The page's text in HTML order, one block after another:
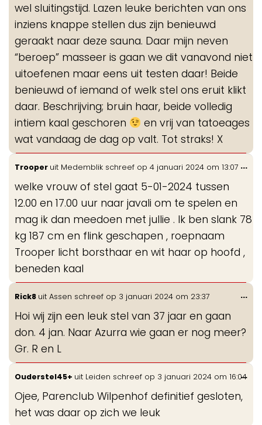
wel sluitingstijd. Lazen leuke berichten van ons
inziens knappe stellen dus zijn benieuwd
geraakt naar deze sauna. Daar mijn neven
“beroep” masseer is gaan we dit vanavond niet
uitoefenen maar eens uit testen daar! Beide
benieuwd of iemand of welk stel ons eruit klikt
daar. Beschrijving; bruin haar, beide volledig
intiem kaal geschoren
en vrij van tatoeages
wat vandaag de dag op valt. Tot straks! X
Trooper uit Medemblik schreef op 4 januari 2024 om 13:07
welke vrouw of stel gaat 5-01-2024 tussen
12.00 en 17.00 uur naar javali om te spelen en
mag ik dan meedoen met jullie . Ik ben slank 78
kg 187 cm en flink geschapen , roepnaam
Trooper licht borsthaar en wit haar op hoofd ,
beneden kaal
...
Rick8 uit Assen schreef op 3 januari 2024 om 23:37
Hoi wij zijn een leuk stel van 37 jaar en gaan
don. 4 jan. Naar Azurra wie gaan er nog meer?
Gr. R en L
...
Ouderstel45+ uit Leiden schreef op 3 januari 2024 om 16:04
Ojee, Parenclub Wilpenhof definitief gesloten,
het was daar op zich we leuk
...